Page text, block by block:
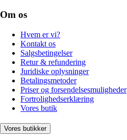
Om os
Hvem er vi?
Kontakt os
Salgsbetingelser
Retur & refundering
Juridiske oplysninger
Betalingsmetoder
Priser og forsendelsesmuligheder
Fortrolighedserklæring
Vores butik
Vores butikker